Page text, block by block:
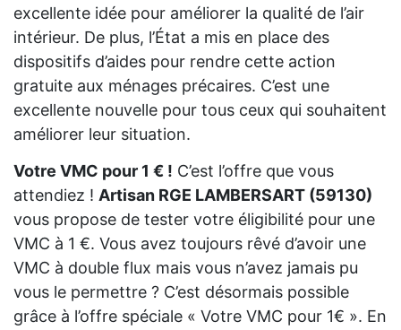
excellente idée pour améliorer la qualité de l’air
intérieur. De plus, l’État a mis en place des
dispositifs d’aides pour rendre cette action
gratuite aux ménages précaires. C’est une
excellente nouvelle pour tous ceux qui souhaitent
améliorer leur situation.
Votre VMC pour 1 € ! C’est l’offre que vous
attendiez ! Artisan RGE LAMBERSART (59130)
vous propose de tester votre éligibilité pour une
VMC à 1 €. Vous avez toujours rêvé d’avoir une
VMC à double flux mais vous n’avez jamais pu
vous le permettre ? C’est désormais possible
grâce à l’offre spéciale « Votre VMC pour 1€ ». En